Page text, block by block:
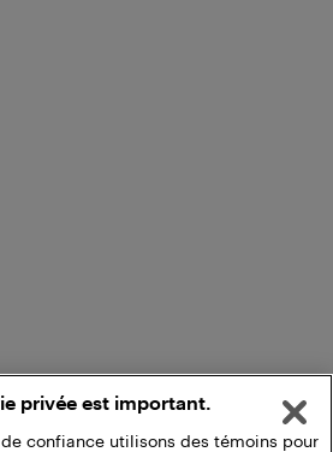
privée est important.
confiance utilisons des témoins pour